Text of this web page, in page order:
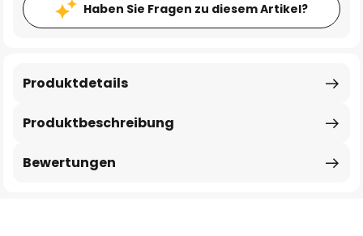
Haben Sie Fragen zu diesem Artikel?
Produktbeschreibung
Produktdetails
Bewertungen